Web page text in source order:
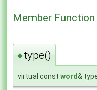
Member
◆type()
virtual const word&